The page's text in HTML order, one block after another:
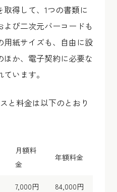
得して、1つの書類に
び二次元バーコードも
用紙サイズも、自由に設
か、電子契約に必要な
います。
と料金は以下のとおり
月額料
金
年額料金
7,000円 84,000円